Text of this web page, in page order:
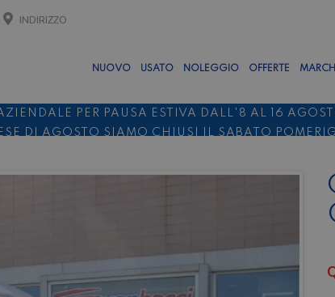
INDIRIZZO
NUOVO USATO NOLEGGIO OFFERTE MARCHI
PER PAUSA ESTIVA DALL'8 AL 16
DI AGOSTO SIAMO CHIUSI IL SABATO